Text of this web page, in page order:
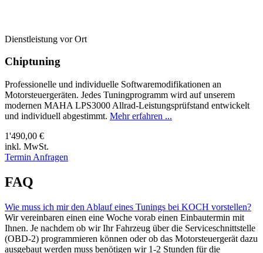
Dienstleistung vor Ort
Chiptuning
Professionelle und individuelle Softwaremodifikationen an
Motorsteuergeräten. Jedes Tuningprogramm wird auf unserem
modernen MAHA LPS3000 Allrad-Leistungsprüfstand entwickelt
und individuell abgestimmt. Mehr erfahren ...
1'490,00 €
inkl. MwSt.
Termin Anfragen
FAQ
Wie muss ich mir den Ablauf eines Tunings bei KOCH vorstellen?
Wir vereinbaren einen eine Woche vorab einen Einbautermin mit
Ihnen. Je nachdem ob wir Ihr Fahrzeug über die Serviceschnittstelle
(OBD-2) programmieren können oder ob das Motorsteuergerät dazu
ausgebaut werden muss benötigen wir 1-2 Stunden für die